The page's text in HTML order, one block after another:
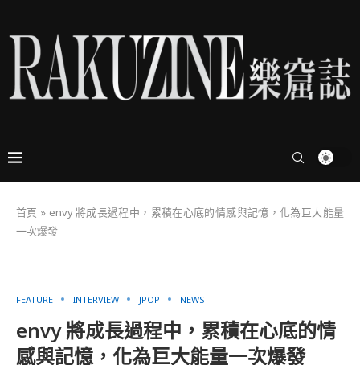
首頁 » envy 將成長過程中，累積在心底的情感與記憶，化為巨大能量
一次爆發
FEATURE INTERVIEW JPOP NEWS
envy 將成長過程中，累積在心底的情
感與記憶，化為巨大能量一次爆發